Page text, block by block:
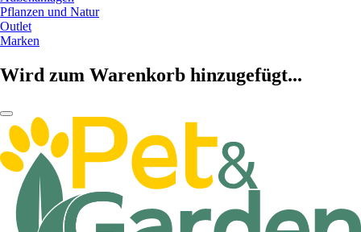
Pflanzen und Natur
Outlet
Marken
Wird zum Warenkorb hinzugefügt...